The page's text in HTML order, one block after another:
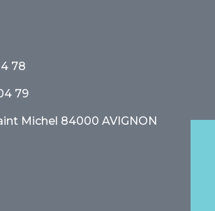
78
79
Michel 84000 AVIGNON